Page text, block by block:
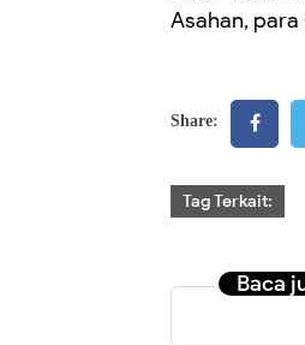
Asahan, para
Share:
Tag Terkait:
Baca